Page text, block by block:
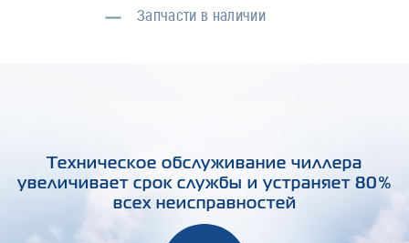
Запчасти в наличии
Техническое обслуживание чиллера
увеличивает срок службы и устраняет 80%
всех неисправностей